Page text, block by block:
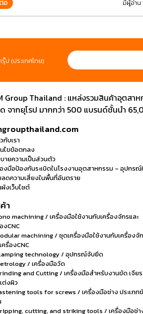
อ
มีผู้อ่าน
ป (ประเทศไทย)
Group Thailand : แหล่งรวมสินค้าอุตสา
จากยุโรป มากกว่า 500 แบรนด์ชั้นนำ
กับเรา
ไขข้อตกลง
ายความเป็นส่วนตัว
งมือป้องกันระเบิดในโรงงานอุตสาหกรรม – อุปกร
ดความเสี่ยงในพื้นที่อันตราย
งเว็บไซต์
า
machining / เครื่องมือใช้งานกับเครื่องจักรและ
งCNC
machining / ชุดเครื่องมือใช้งานกับเครื่องจั
ครื่องCNC
technology / อุปกรณ์จับยึด
/ เครื่องมือวัด
and Cutting / เครื่องมือสำหรับงานขัด เจียร
ต่งผิว
tools for screws / เครื่องมือช่าง ประเภท
cutting, and striking tools / เครื่องมือช่า